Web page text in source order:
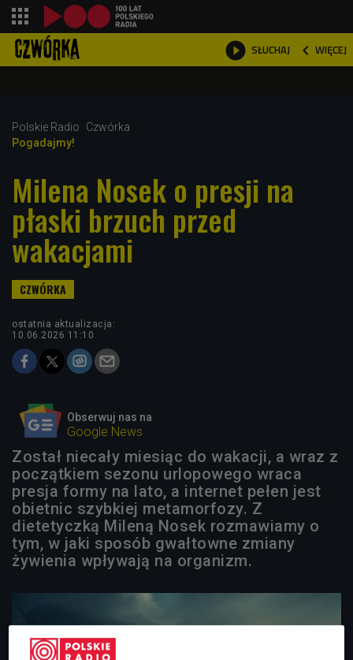
 SŁUCHAJ  WIĘCEJ

Polskie Radio
Czwórka
Pogadajmy!
Milena Nosek o presji na
płaski brzuch przed
wakacjami
ostatnia aktualizacja:
10.06.2026 11:10
Obserwuj nas na
Google News
Został niecały miesiąc do wakacji, a wraz z
początkiem sezonu urlopowego wraca
presja formy na lato, a internet pełen jest
obietnic szybkiej metamorfozy. Z
dietetyczką Mileną Nosek rozmawiamy o
tym, w jaki sposób gwałtowne zmiany
żywienia wpływają na organizm.